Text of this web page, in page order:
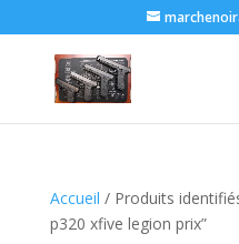
Accueil / Produits
p320 xfive legion prix​”